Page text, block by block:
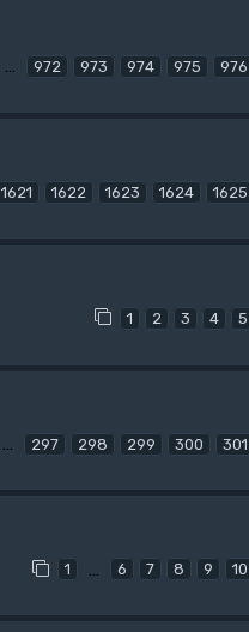
… 972 973 974 975 976
1621 1622 1623 1624 1625
1 2 3 4 5
… 297 298 299 300 301
1 … 6 7 8 9 10